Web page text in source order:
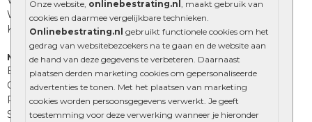
Onze website, onlinebestrating.nl
, maakt gebruik van
cookies en daarmee vergelijkbare technieken.
Onlinebestrating.nl gebruikt functionele cookies om het
gedrag van websitebezoekers na te gaan en de website aan
de hand van deze gegevens te verbeteren. Daarnaast
plaatsen derden marketing cookies om gepersonaliseerde
advertenties te tonen. Met het plaatsen van marketing
cookies worden persoonsgegevens verwerkt. Je geeft
toestemming voor deze verwerking wanneer je hieronder
Wildverband bestrating
Kingstones
Muurelementen
Betonbielzen
Opsluitbanden
Palissades
Stapelblokken